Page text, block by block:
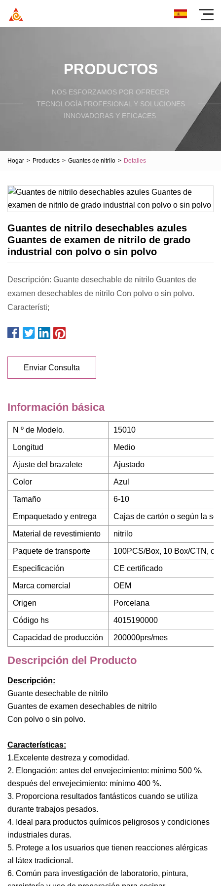
PRODUCTOS
NOS ESFORZAMOS POR OFRECER
TECNOLOGÍA PROFESIONAL Y SOLUCIONES
INNOVADORAS Y EFICACES.
Hogar > Productos > Guantes de nitrilo > Detalles
Guantes de nitrilo desechables azules
Guantes de examen de nitrilo de grado
industrial con polvo o sin polvo
Descripción: Guante desechable de nitrilo Guantes de
examen desechables de nitrilo Con polvo o sin polvo.
Característi;
Enviar Consulta
Información básica
N º de Modelo. 15010
Longitud Medio
Ajuste del brazalete Ajustado
Color Azul
Tamaño 6-10
Empaquetado y entrega Cajas de cartón o según la
Material de revestimiento nitrilo
Paquete de transporte 100PCS/Box, 10 Box/CTN, o
Especificación CE certificado
Marca comercial OEM
Origen Porcelana
Código hs 4015190000
Capacidad de producción 200000prs/mes
Descripción del Producto
Descripción:
Guante desechable de nitrilo
Guantes de examen desechables de nitrilo
Con polvo o sin polvo.
Características:
1.Excelente destreza y comodidad.
2. Elongación: antes del envejecimiento: mínimo 500 %,
después del envejecimiento: mínimo 400 %.
3. Proporciona resultados fantásticos cuando se utiliza
durante trabajos pesados.
4. Ideal para productos químicos peligrosos y condiciones
industriales duras.
5. Protege a los usuarios que tienen reacciones alérgicas
al látex tradicional.
6. Común para investigación de laboratorio, pintura,